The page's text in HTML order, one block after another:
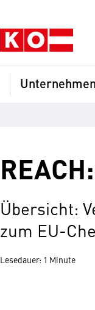
Übersicht:
zum EU-
Lesedauer: 1 Minute